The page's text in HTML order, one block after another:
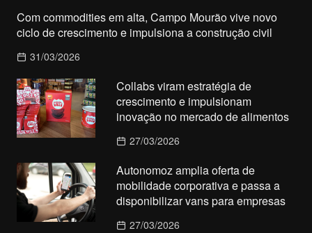
Com commodities em alta, Campo Mourão vive novo
ciclo de crescimento e impulsiona a construção civil
31/03/2026
Collabs viram estratégia de
crescimento e impulsionam
inovação no mercado de alimentos
27/03/2026
Autonomoz amplia oferta de
mobilidade corporativa e passa a
disponibilizar vans para empresas
27/03/2026